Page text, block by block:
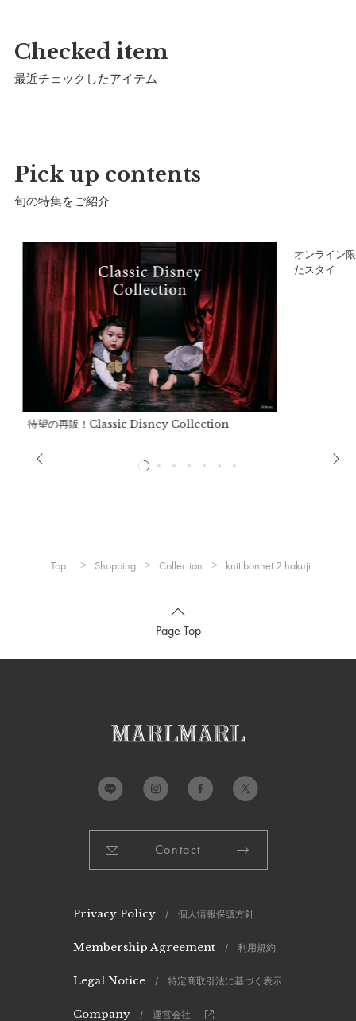
※使用後は形を整えて保管してください。
Checked item
最近チェックしたアイテム
Pick up contents
旬の特集をご紹介
待望の再販！Classic Disney Collection
オンライン
たスタイ
Top Shopping Collection knit bonnet 2 hakuji
Page Top
Contact
Privacy Policy / 個人情報保護方針
Membership Agreement / 利用規約
Legal Notice / 特定商取引法に基づく表示
Company / 運営会社